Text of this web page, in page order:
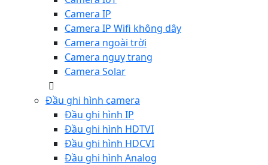
Camera IP
Camera IP Wifi không dây
Camera ngoài trời
Camera nguỵ trang
Camera Solar
Đầu ghi hình camera
Đầu ghi hình IP
Đầu ghi hình HDTVI
Đầu ghi hình HDCVI
Đầu ghi hình Analog